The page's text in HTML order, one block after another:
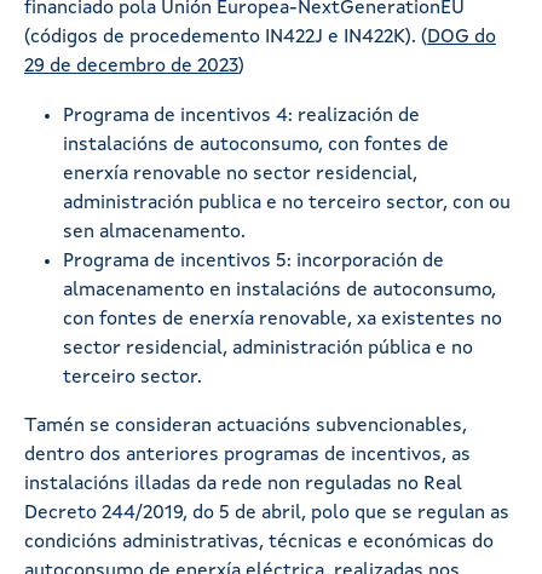
financiado pola Unión Europea-NextGenerationEU
(códigos de procedemento IN422J e IN422K). (DOG do
29 de decembro de 2023)
Programa de incentivos 4: realización de
instalacións de autoconsumo, con fontes de
enerxía renovable no sector residencial,
administración publica e no terceiro sector, con ou
sen almacenamento.
Programa de incentivos 5: incorporación de
almacenamento en instalacións de autoconsumo,
con fontes de enerxía renovable, xa existentes no
sector residencial, administración pública e no
terceiro sector.
Tamén se consideran actuacións subvencionables,
dentro dos anteriores programas de incentivos, as
instalacións illadas da rede non reguladas no Real
Decreto 244/2019, do 5 de abril, polo que se regulan as
condicións administrativas, técnicas e económicas do